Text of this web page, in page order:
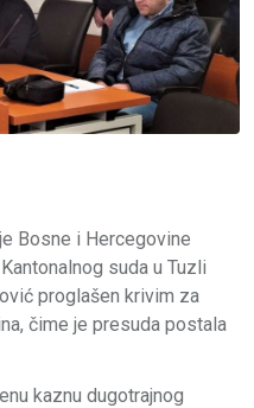
Bosne i Hercegovine
suda u Tuzli
proglašen krivim za
čime je presuda postala
kaznu dugotrajnog